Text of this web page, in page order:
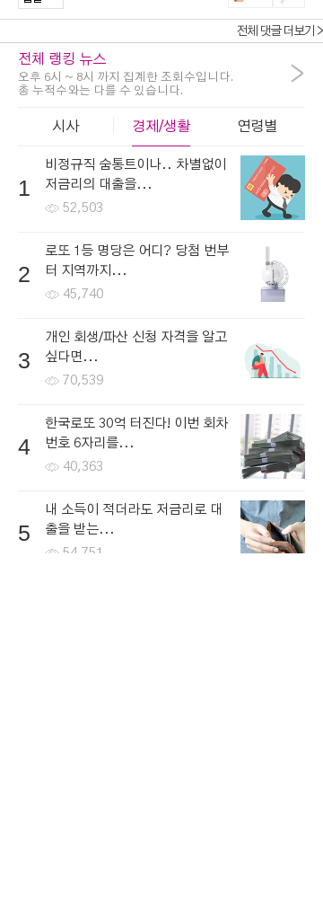
전체 댓글 더보기 >
전체 랭킹 뉴스
오후 6시 ~ 8시 까지 집계한 조회수입니다.
총 누적수와는 다를 수 있습니다.
>
시사 경제/생활 연령별
1
비정규직 숨통트이나.. 차별없이
저금리의 대출을...
52,503
2
로또 1등 명당은 어디? 당첨 번부
터 지역까지...
45,740
3
개인 회생/파산 신청 자격을 알고
싶다면...
70,539
4
한국로또 30억 터진다! 이번 회차
번호 6자리를...
40,363
5
내 소득이 적더라도 저금리로 대
출을 받는...
54,751